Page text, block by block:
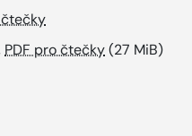
čtečky
PDF pro čtečky(27 MiB)